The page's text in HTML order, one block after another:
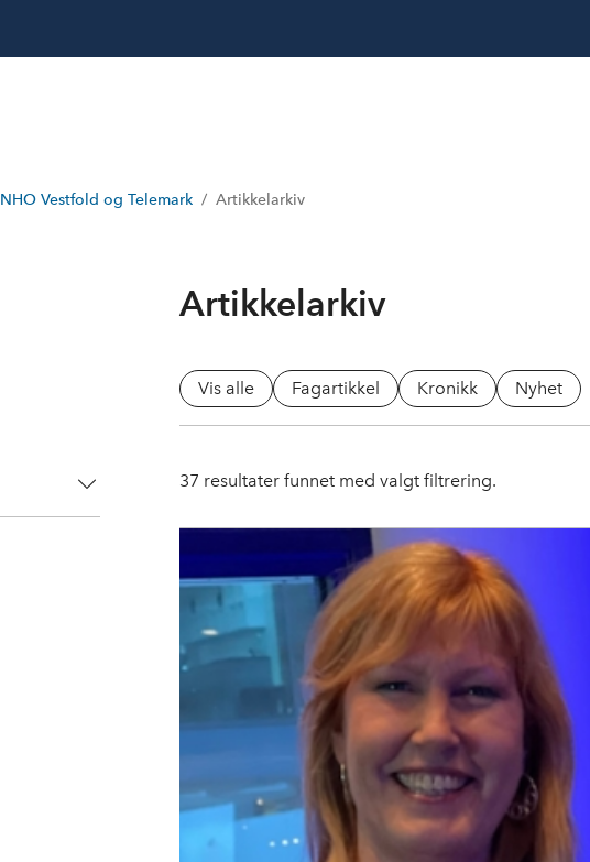
NHO Vestfold og Telemark Artikkelarkiv
Artikkelarkiv
Vis alle Fagartikkel Kronikk Nyhet
37 resultater funnet med valgt filtrering.